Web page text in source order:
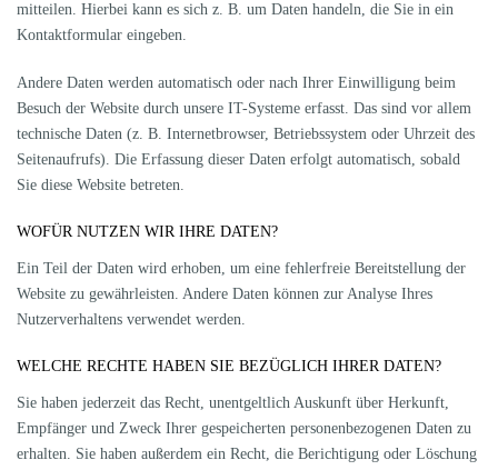
mitteilen. Hierbei kann es sich z. B. um Daten handeln, die Sie in ein
Kontaktformular eingeben.
Andere Daten werden automatisch oder nach Ihrer Einwilligung beim
Besuch der Website durch unsere IT-Systeme erfasst. Das sind vor allem
technische Daten (z. B. Internetbrowser, Betriebssystem oder Uhrzeit des
Seitenaufrufs). Die Erfassung dieser Daten erfolgt automatisch, sobald
Sie diese Website betreten.
WOFÜR NUTZEN WIR IHRE DATEN?
Ein Teil der Daten wird erhoben, um eine fehlerfreie Bereitstellung der
Website zu gewährleisten. Andere Daten können zur Analyse Ihres
Nutzerverhaltens verwendet werden.
WELCHE RECHTE HABEN SIE BEZÜGLICH IHRER DATEN?
Sie haben jederzeit das Recht, unentgeltlich Auskunft über Herkunft,
Empfänger und Zweck Ihrer gespeicherten personenbezogenen Daten zu
erhalten. Sie haben außerdem ein Recht, die Berichtigung oder Löschung